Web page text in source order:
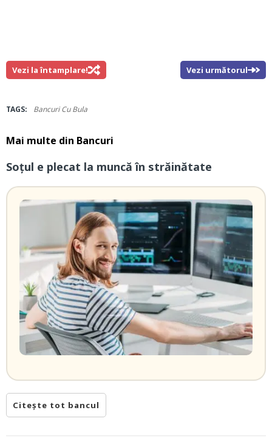
Vezi la întamplare! Vezi următorul
TAGS: Bancuri Cu Bula
Mai multe din Bancuri
Soțul e plecat la muncă în străinătate
Citește tot bancul